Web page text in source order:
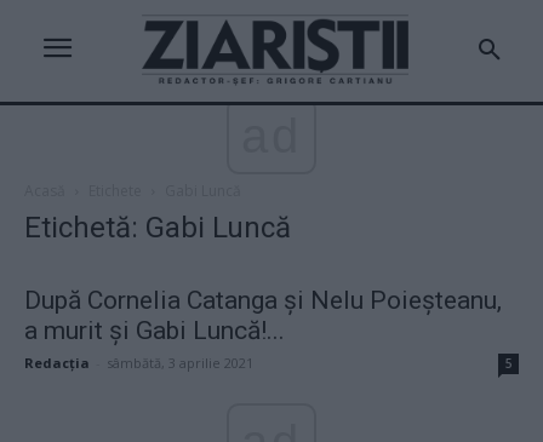
Etichetă: Gabi Luncă
După Cornelia Catanga și Nelu Poieșteanu,
a murit și Gabi Luncă!...
Redacţia sâmbătă, 3 aprilie 2021 5